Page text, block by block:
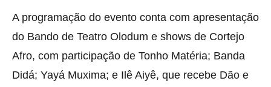
A programação do evento conta com apresentação
do Bando de Teatro Olodum e shows de Cortejo
Afro, com participação de Tonho Matéria; Banda
Didá; Yayá Muxima; e Ilê Aiyê, que recebe Dão e